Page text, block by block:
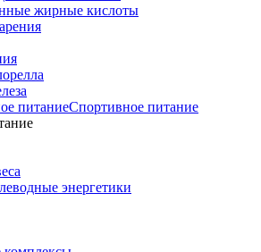
жирные кислоты
Спортивное питание
энергетики